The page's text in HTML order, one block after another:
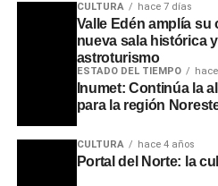
Asimismo, se recordaron las
en pleno apogeo de sus bailes
pausaba la música para brindar
concientización a los jóvenes
prevención de adicciones y la
los orígenes.
La ceremonia contó con la
CULTURA hace 7 días
Valle Edén amplía
nueva sala histórica
astroturismo
ESTADO DEL TIEMPO
Inumet: Continúa la
para la región
CULTURA hace 4 años
Portal del Norte: la